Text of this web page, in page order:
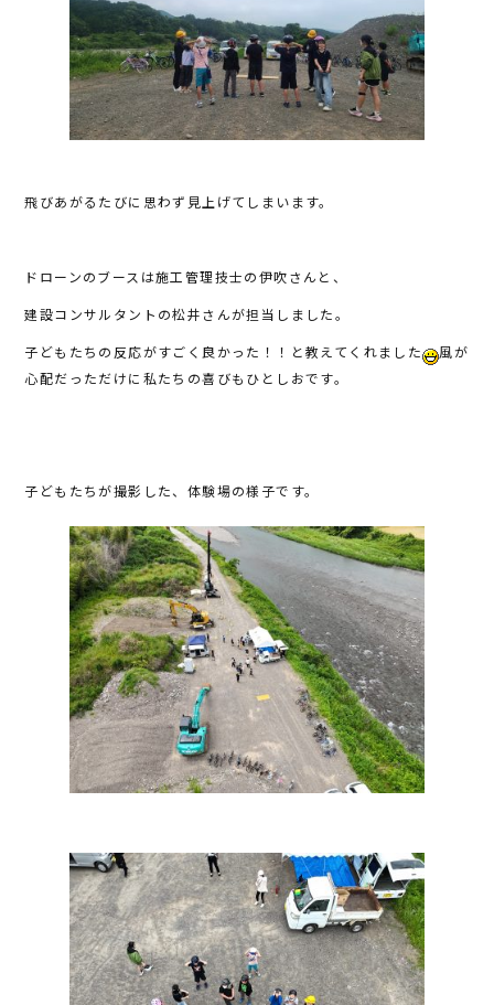
飛びあがるたびに思わず見上げてしまいます。
ドローンのブースは施工管理技士の伊吹さんと、
建設コンサルタントの松井さんが担当しました。
子どもたちの反応がすごく良かった！！と教えてくれました
風が
心配だっただけに私たちの喜びもひとしおです。
子どもたちが撮影した、体験場の様子です。